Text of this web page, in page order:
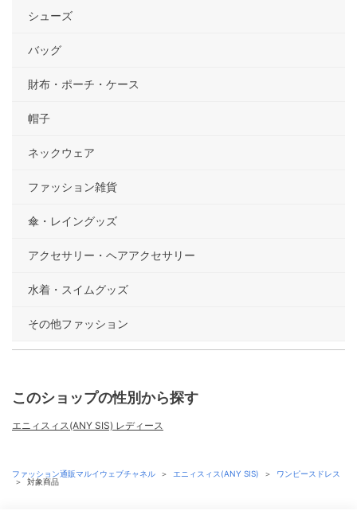
シューズ
バッグ
財布・ポーチ・ケース
帽子
ネックウェア
ファッション雑貨
傘・レイングッズ
アクセサリー・ヘアアクセサリー
水着・スイムグッズ
その他ファッション
このショップの性別から探す
エニィスィス(ANY SIS) レディース
ファッション通販マルイウェブチャネル ＞ エニィスィス(ANY SIS) ＞
ワンピースドレス
＞
対象商品